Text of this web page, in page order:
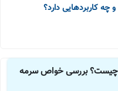
کاربردهایی دارد؟
چیست؟ بررسی خواص سرمه